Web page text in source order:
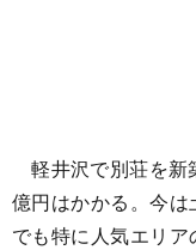
軽井沢で別荘を新
億円はかかる。今
でも特に人気エリ